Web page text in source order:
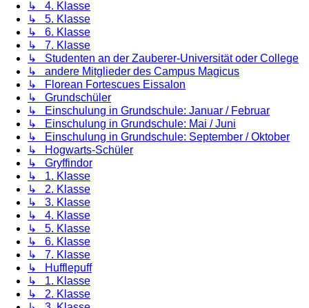
↳ 4. Klasse
↳ 5. Klasse
↳ 6. Klasse
↳ 7. Klasse
↳ Studenten an der Zauberer-Universität oder College
↳ andere Mitglieder des Campus Magicus
↳ Florean Fortescues Eissalon
↳ Grundschüler
↳ Einschulung in Grundschule: Januar / Februar
↳ Einschulung in Grundschule: Mai / Juni
↳ Einschulung in Grundschule: September / Oktober
↳ Hogwarts-Schüler
↳ Gryffindor
↳ 1. Klasse
↳ 2. Klasse
↳ 3. Klasse
↳ 4. Klasse
↳ 5. Klasse
↳ 6. Klasse
↳ 7. Klasse
↳ Hufflepuff
↳ 1. Klasse
↳ 2. Klasse